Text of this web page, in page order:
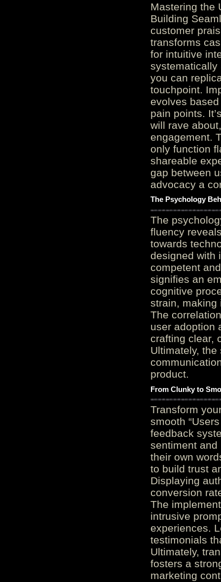
Mastering the
Building
customer
transforms
for intuitive
systematically
you can
touchpoint.
evolves
pain points.
will rave
engagement.
only function
shareable
gap between
advocacy a
The Psychology
The
fluency
towards
designed with
competent
signifies an
cognitive
strain, making
The
user adoption
crafting clear,
Ultimately,
product.
From Clunky to
Transform
smooth
feedback
sentiment and
their own
to build trust
Displaying
conversion
The
intrusive
experiences.
testimonials
Ultimately,
fosters a
marketing